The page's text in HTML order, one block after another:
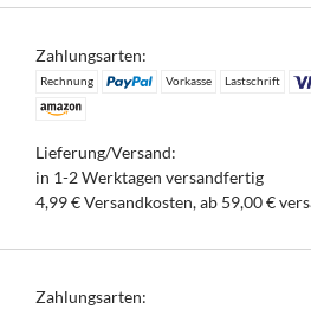
Zahlungsarten:
Rechnung Vorkasse Lastschrift
Lieferung/Versand:
in 1-2 Werktagen versandfertig
4,99 € Versandkosten, ab 59,00 €
Zahlungsarten: